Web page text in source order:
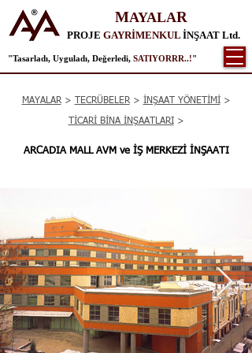
MAYALAR
PROJE GAYRİMENKULİNŞAAT Ltd.
"Tasarladı, Uyguladı, Değerledi, SATIYORRR..!"
MAYALAR> TECRÜBELER> İNŞAAT YÖNETİMİ>
TİCARİ BİNA İNŞAATLARI>
ARCADIA MALL AVM ve İŞ MERKEZİ İNŞAATI